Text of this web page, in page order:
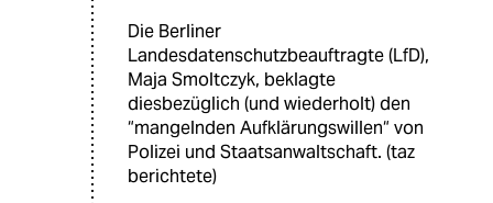
Die Berliner
Landesdatenschutzbeauftragte (LfD),
Maja Smoltczyk, beklagte
diesbezüglich (und wiederholt) den
“mangelnden Aufklärungswillen“ von
Polizei und Staatsanwaltschaft. (taz
berichtete)